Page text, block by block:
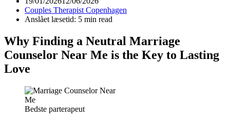
Couples Therapist Copenhagen
Anslået læsetid: 5 min read
Why Finding a Neutral Marriage
Counselor Near Me is the Key to Lasting
Love
Bedste parterapeut